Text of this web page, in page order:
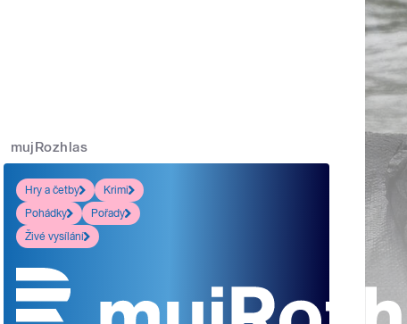
mujRozhlas
Hry a četby
Krimi
Pohádky
Pořady
Živé vysílání